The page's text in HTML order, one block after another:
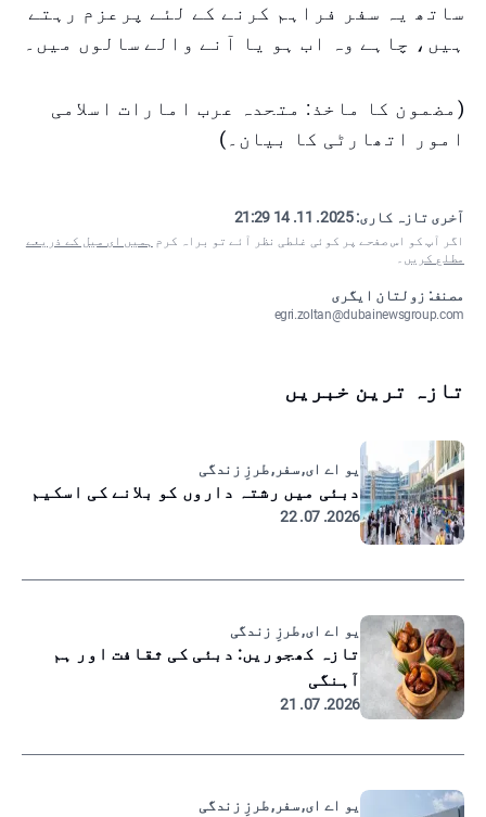
ساتھ یہ سفر فراہم کرنے کے لئے پرعزم رہتے
ہیں، چاہے وہ اب ہو یا آنے والے سالوں میں۔
(مضمون کا ماخذ: متحدہ عرب امارات اسلامی
امور اتھارٹی کا بیان۔)
آخری تازہ کاری:2025. 11. 14 21:29
اگر آپ کو اس صفحے پر کوئی غلطی نظر آئے تو براہ کرم ہمیں ای میل کے ذریعے
مطلع کریں ۔
مصنف: زولتان ایگری
egri.zoltan@dubainewsgroup.com
تازہ ترین خبریں
یو اے ای, سفر, طرزِ زندگی
دبئی میں رشتہ داروں کو بلانے کی اسکیم
2026. 07. 22
یو اے ای, طرزِ زندگی
تازہ کھجوریں: دبئی کی ثقافت اور ہم
آہنگی
2026. 07. 21
یو اے ای, سفر, طرزِ زندگی